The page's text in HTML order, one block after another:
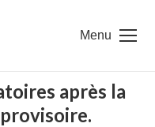
Menu
après la